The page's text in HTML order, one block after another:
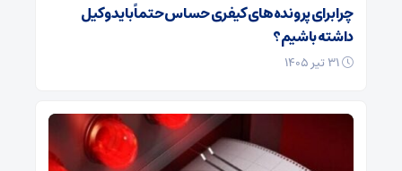
چرا برای پرونده‌های کیفری حساس حتماً باید وکیل
داشته باشیم؟